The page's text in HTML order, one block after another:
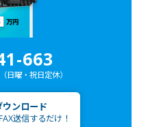
663
（日曜・祝日定休）
ンロード
送信するだけ！